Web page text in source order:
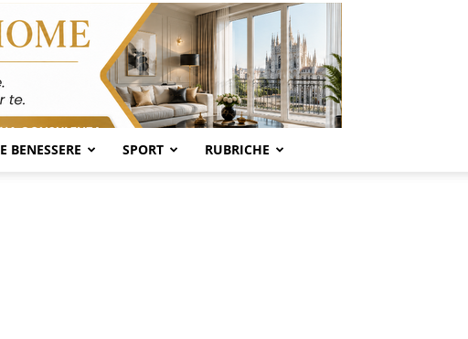
BENESSERE SPORT RUBRICHE